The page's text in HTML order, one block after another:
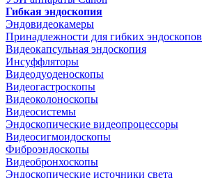
Гибкая эндоскопия
Эндовидеокамеры
Принадлежности для гибких эндоскопов
Видеокапсульная эндоскопия
Инсуффляторы
Видеодуоденоскопы
Видеогастроскопы
Видеоколоноскопы
Видеосистемы
Эндоскопические видеопроцессоры
Видеосигмоидоскопы
Фиброэндоскопы
Видеобронхоскопы
Эндоскопические источники света